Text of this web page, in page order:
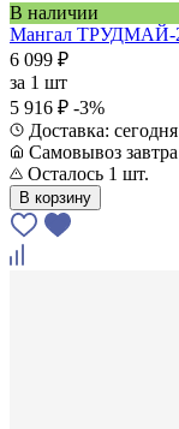
В наличии
Мангал ТРУДМАЙ-2
6 099 ₽
за 1 шт
5 916 ₽ -3%
Доставка: сегодня
Самовывоз
Осталось 1 шт.
В корзину